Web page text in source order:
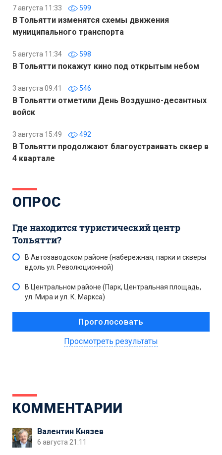
7 августа 11:33 599
В Тольятти изменятся схемы движения
муниципального транспорта
5 августа 11:34 598
В Тольятти покажут кино под открытым небом
3 августа 09:41 546
В Тольятти отметили День Воздушно-десантных
войск
3 августа 15:49 492
В Тольятти продолжают благоустраивать сквер в
4 квартале
ОПРОС
Где находится туристический центр
Тольятти?
В Автозаводском районе (набережная, парки и скверы
вдоль ул. Революционной)
В Центральном районе (Парк, Центральная площадь,
ул. Мира и ул. К. Маркса)
Просмотреть результаты
КОММЕНТАРИИ
Валентин Князев
6 августа 21:11